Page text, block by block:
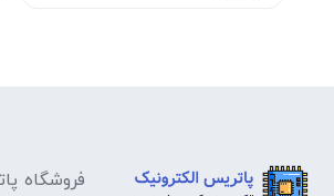
فروشگاه